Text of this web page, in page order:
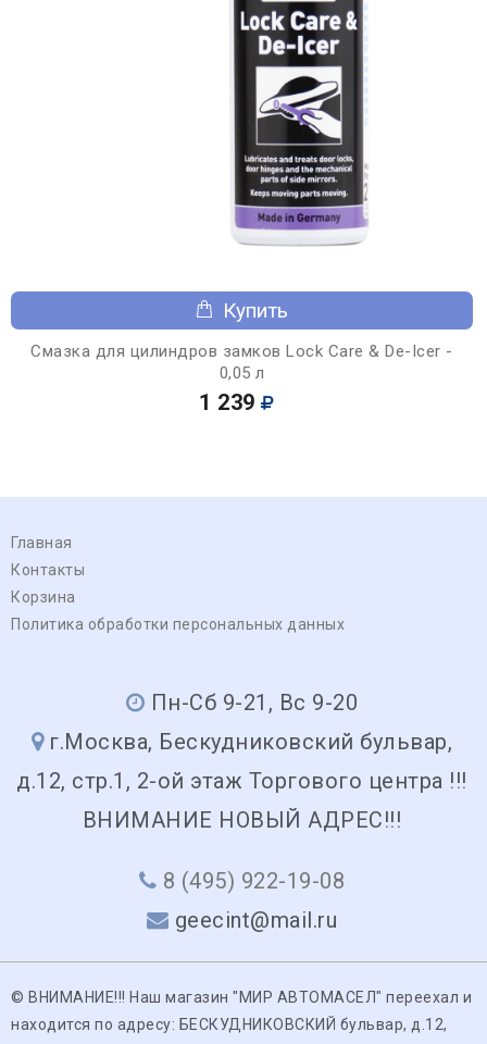
Купить
Смазка для цилиндров замков Lock Care & De-Icer -
0,05 л
1 239
Главная
Контакты
Корзина
Политика обработки персональных данных
Пн-Сб 9-21, Вс 9-20
г.Москва, Бескудниковский бульвар,
д.12, стр.1, 2-ой этаж Торгового центра !!!
ВНИМАНИЕ НОВЫЙ АДРЕС!!!
8 (495) 922-19-08
geecint@mail.ru
© ВНИМАНИЕ!!! Наш магазин "МИР АВТОМАСЕЛ" переехал и
находится по адресу: БЕСКУДНИКОВСКИЙ бульвар, д.12,